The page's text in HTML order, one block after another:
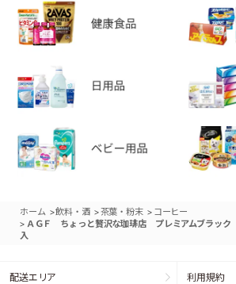
ホーム >飲料・酒 >茶葉・粉末 > コーヒー
> ＡＧＦ ちょっと贅沢な珈琲店 プレミアムブラッ
入
配送エリア 利用規約